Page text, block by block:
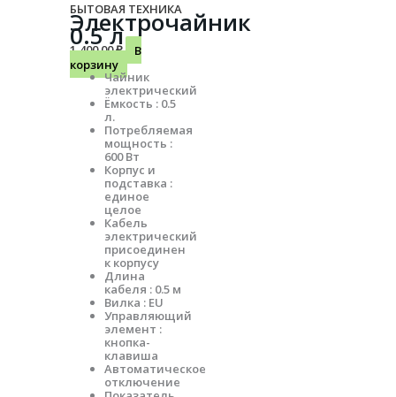
БЫТОВАЯ ТЕХНИКА
Электрочайник
0.5 л.
1,400.00₽
В
корзину
Чайник
электрический
Ёмкость : 0.5
л.
Потребляемая
мощность :
600 Вт
Корпус и
подставка :
единое
целое
Кабель
электрический
присоединен
к корпусу
Длина
кабеля : 0.5 м
Вилка : EU
Управляющий
элемент :
кнопка-
клавиша
Автоматическое
отключение